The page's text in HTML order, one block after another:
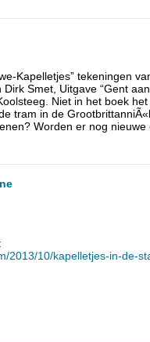
Kapelletjes” tekeningen
Smet, Uitgave “Gent
Niet in het boek
tram in de
Worden er nog nieuwe
2013/10/kapelletjes-in-de-